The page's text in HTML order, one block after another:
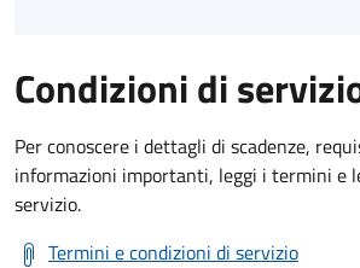
Condizioni di
Per conoscere i dettagli di scadenze,
informazioni importanti, leggi i termini e
servizio.
Termini e condizioni di servizio